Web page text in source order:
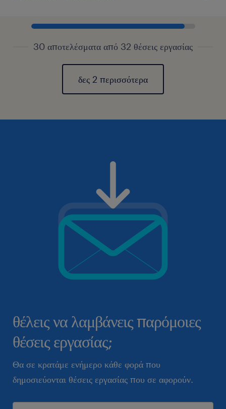
30 αποτελέσματα από 32 θέσεις εργασίας
δες 2 περισσότερα
θέλεις να λαμβάνεις παρόμοιες
θέσεις εργασίας;
Θα σε κρατάμε ενήμερο κάθε φορά που
δημοσιεύονται θέσεις εργασίας που σε αφορούν.